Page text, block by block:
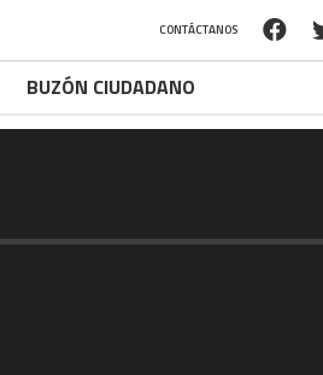
CONTÁCTANOS
BUZÓN CIUDADANO